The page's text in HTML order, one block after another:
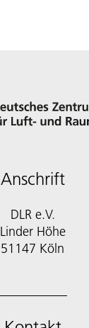
Anschrift
DLR e.V.
Linder Höhe
51147 Köln